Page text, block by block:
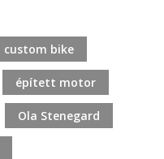
custom bike
épített motor
Ola Stenegard